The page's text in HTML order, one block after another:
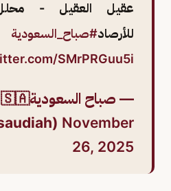
عقيل العقيل - محلل
للأرصاد#صباح_السعودية
SMrPRGuu5i
— صباح السعودية🇸🇦
November
26, 2025